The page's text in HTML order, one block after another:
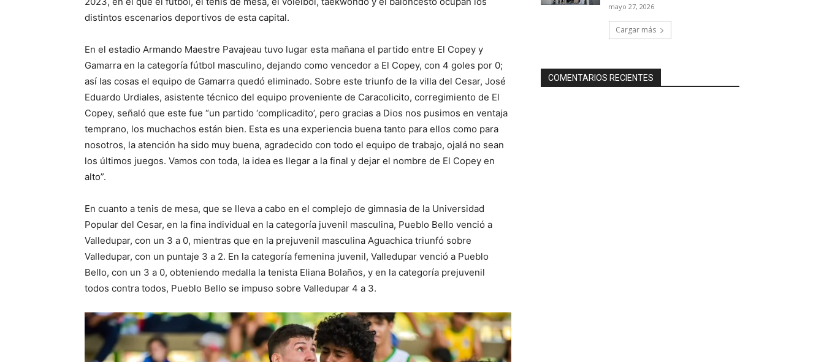
distintos escenarios deportivos de esta capital.
En el estadio Armando Maestre Pavajeau tuvo lugar esta mañana el partido entre El Copey y
Gamarra en la categoría fútbol masculino, dejando como vencedor a El Copey, con 4 goles por 0;
así las cosas el equipo de Gamarra quedó eliminado. Sobre este triunfo de la villa del Cesar, José
Eduardo Urdiales, asistente técnico del equipo proveniente de Caracolicito, corregimiento de El
Copey, señaló que este fue “un partido ‘complicadito’, pero gracias a Dios nos pusimos en ventaja
temprano, los muchachos están bien. Esta es una experiencia buena tanto para ellos como para
nosotros, la atención ha sido muy buena, agradecido con todo el equipo de trabajo, ojalá no sean
los últimos juegos. Vamos con toda, la idea es llegar a la final y dejar el nombre de El Copey en
alto”.
En cuanto a tenis de mesa, que se lleva a cabo en el complejo de gimnasia de la Universidad
Popular del Cesar, en la fina individual en la categoría juvenil masculina, Pueblo Bello venció a
Valledupar, con un 3 a 0, mientras que en la prejuvenil masculina Aguachica triunfó sobre
Valledupar, con un puntaje 3 a 2. En la categoría femenina juvenil, Valledupar venció a Pueblo
Bello, con un 3 a 0, obteniendo medalla la tenista Eliana Bolaños, y en la categoría prejuvenil
todos contra todos, Pueblo Bello se impuso sobre Valledupar 4 a 3.
mayo 27, 2026
Cargar más
COMENTARIOS RECIENTES